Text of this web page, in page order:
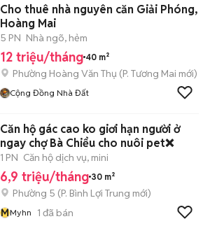
Cho thuê nhà nguyên căn Giải Phóng,
Hoàng Mai
5 PN Nhà ngõ, hẻm
12 triệu/tháng 40 m²
Phường Hoàng Văn Thụ (P. Tương Mai mới)
Cộng Đồng Nhà Đất
Căn hộ gác cao ko giơi hạn người ở
ngay chợ Bà Chiểu cho nuôi pet❌
1 PN Căn hộ dịch vụ, mini
6,9 triệu/tháng 30 m²
Phường 5 (P. Bình Lợi Trung mới)
MMyhn 1 đã bán